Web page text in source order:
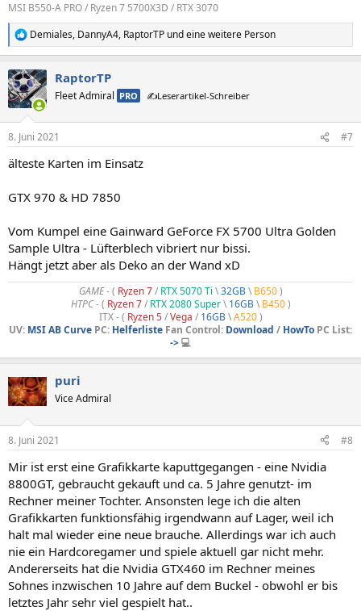
MSI B550-A PRO / Ryzen 7 5700X3D / RTX 3070
R
e
k
t
i
e
:
Demiales, DannyA4, RaptorTP und eine weitere Person
RaptorTP
Fleet Admiral PRO ✍️Leserartikel-Schreiber
8. Juni 2021 #7
älteste Karten im Einsatz
GTX 970 & HD 7850
Vom Kumpel eine Gainward GeForce FX 5700 Ultra Golden
Sample Ultra - Lüfterblech vibriert nur bissi.
Hängt jetzt aber als Deko an der Wand xD
GAME- ( Ryzen 7/ RTX 5070 Ti \32GB\ B650)
HTPC -( Ryzen 7/ RTX 2080 Super\ 16GB\ B450)
ITX - ( Ryzen 5/Vega / 16GB\A520)
UV: MSI AB Curve PC: Helferliste Fan Control: Download / HowTo PC List:
->💻
puri
Vice Admiral
8. Juni 2021 #8
Mir ist erst eine Grafikkarte kaputtgegangen - eine Nvidia
8800GT, gebraucht gekauft und ca. 5 Jahre genutzt- im
Rechner meiner Tochter. Ansonsten lege ich die alten
Grafikkarten funktionsfähig irgendwann auf Lager, weil ich
halt mal wieder eine neue brauche. Allerdings war ich auch
nie ein Hardcoregamer und spiele aktuell gar nicht mehr.
Andererseits hat die Nvidia GTX460 im Rechner meines
Sohnes inzwischen 10 Jahre auf dem Buckel - obwohl er bis
letztes Jahr sehr viel gespielt hat..